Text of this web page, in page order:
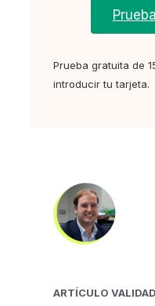
Prueba gratuita de
introducir tu tarjeta.
ARTÍCULO